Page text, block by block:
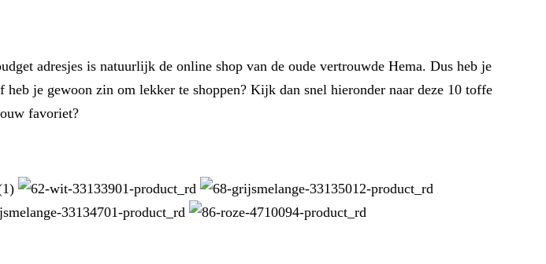
adresjes is natuurlijk de online shop van de oude vertrouwde Hema. Dus heb je
je gewoon zin om lekker te shoppen? Kijk dan snel hieronder naar deze 10 toffe
favoriet?